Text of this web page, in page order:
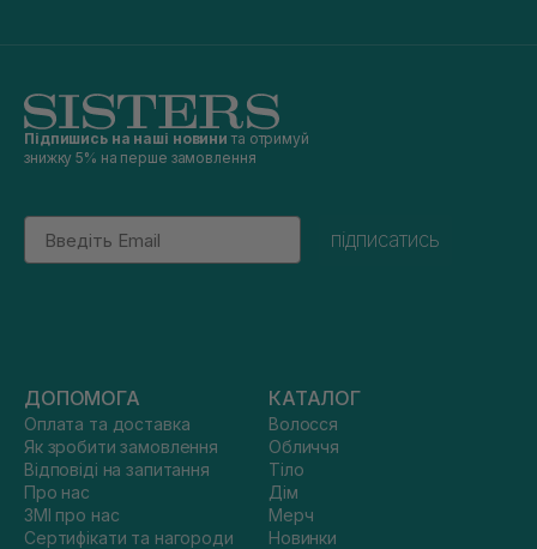
Підпишись на наші новини та отримуй
знижку 5% на перше замовлення
Email
підписатись
ДОПОМОГА
Оплата та доставка
Як зробити замовлення
Відповіді на запитання
Про нас
ЗМІ про нас
Сертифікати та нагороди
КАТАЛОГ
Волосся
Обличчя
Тіло
Дім
Мерч
Новинки